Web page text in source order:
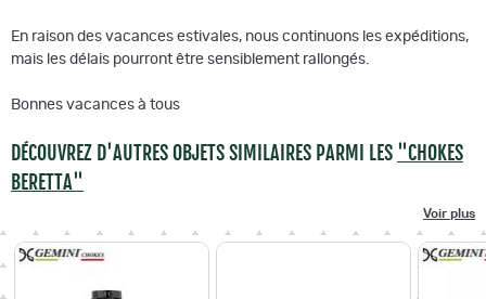
En raison des vacances estivales, nous continuons les expéditions,
mais les délais pourront être sensiblement rallongés.
Bonnes vacances à tous
DÉCOUVREZ D'AUTRES OBJETS SIMILAIRES PARMI LES "CHOKES
BERETTA"
Voir plus